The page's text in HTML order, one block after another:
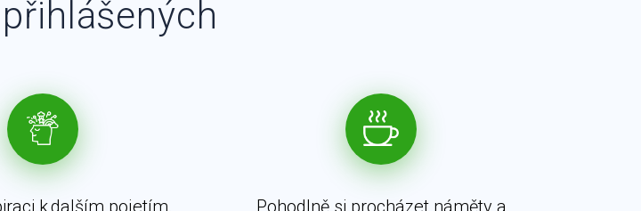
k dalším pojetím.
Pohodlně si procházet náměty a